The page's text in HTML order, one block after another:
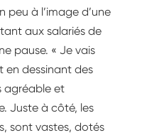
à l’image d’une
aux salariés de
pause. « Je vais
dessinant des
agréable et
Juste à côté, les
sont vastes, dotés